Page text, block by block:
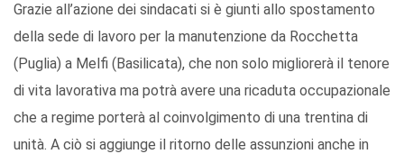
Grazie all’azione dei sindacati si è giunti allo spostamento
della sede di lavoro per la manutenzione da Rocchetta
(Puglia) a Melfi (Basilicata), che non solo migliorerà il tenore
di vita lavorativa ma potrà avere una ricaduta occupazionale
che a regime porterà al coinvolgimento di una trentina di
unità. A ciò si aggiunge il ritorno delle assunzioni anche in